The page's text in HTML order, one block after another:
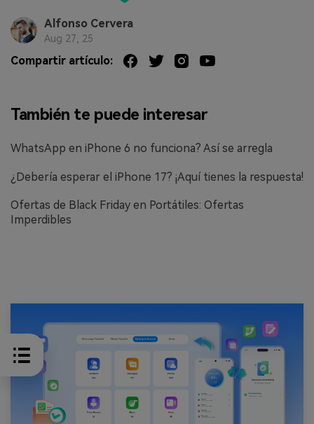
Alfonso Cervera
Aug 27, 25
Compartir artículo:
También te puede interesar
WhatsApp en iPhone 6 no funciona? Así se arregla
¿Debería esperar el iPhone 17? ¡Aquí tienes la respuesta!
Ofertas de Black Friday en Portátiles: Ofertas
Imperdibles